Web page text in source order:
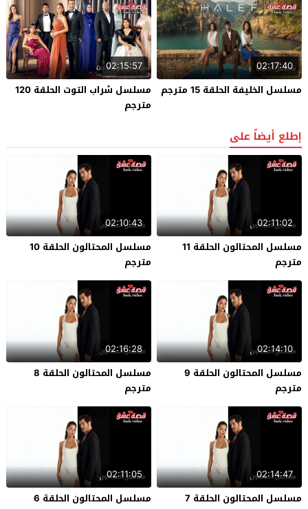
02:17:40
مسلسل الخليفة الحلقة 15 مترجم
02:15:57
مسلسل شراب التوت الحلقة 120
مترجم
إطلع أيضاً على
02:11:02
مسلسل المحتالون الحلقة 11
مترجم
02:10:43
مسلسل المحتالون الحلقة 10
مترجم
02:14:10
مسلسل المحتالون الحلقة 9
مترجم
02:16:28
مسلسل المحتالون الحلقة 8
مترجم
02:14:47
مسلسل المحتالون الحلقة 7
02:11:05
مسلسل المحتالون الحلقة 6